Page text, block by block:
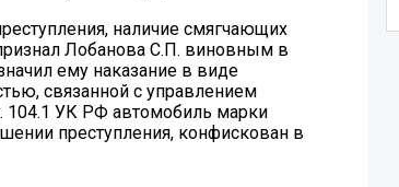
наличие смягчающих
признал Лобанова С.П. виновным в
ему наказание в виде
связанной с управлением
104.1 УК РФ автомобиль марки
преступления, конфискован в